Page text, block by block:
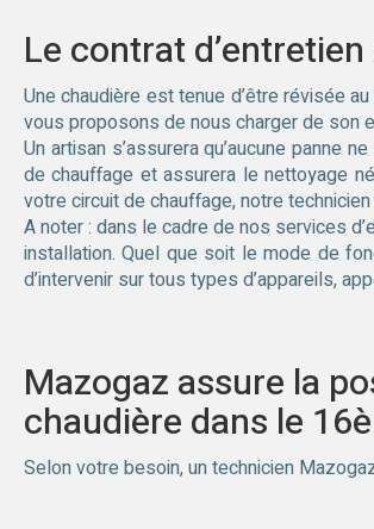
Le contrat
Une chaudière est tenue d’être révisée
vous proposons de nous charger de son
Un artisan s’assurera qu’aucune panne
de chauffage et assurera le nettoyage
votre circuit de chauffage, notre
A noter : dans le cadre de nos services
installation. Quel que soit le mode de
d’intervenir sur tous types d’appareils,
Mazogaz assure la
chaudière dans le
Selon votre besoin, un technicien